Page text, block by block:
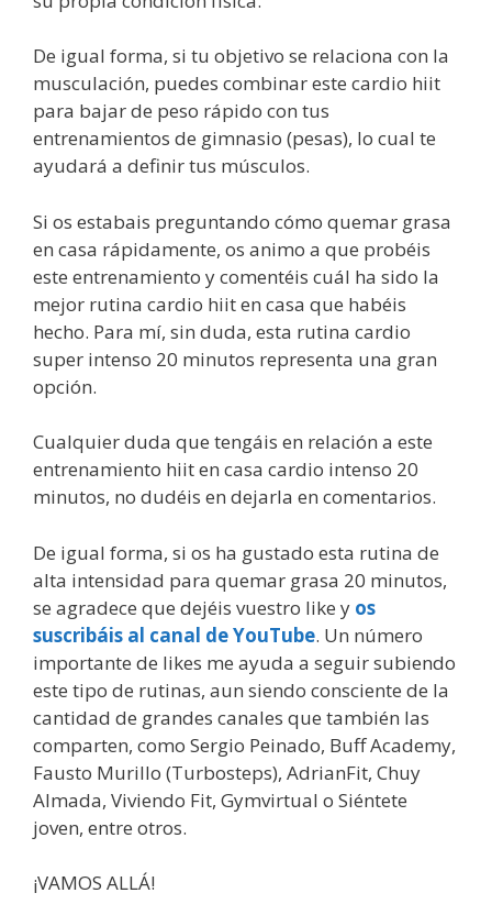
De igual forma, si tu objetivo se relaciona con la
musculación, puedes combinar este cardio hiit
para bajar de peso rápido con tus
entrenamientos de gimnasio (pesas), lo cual te
ayudará a definir tus músculos.
Si os estabais preguntando cómo quemar grasa
en casa rápidamente, os animo a que probéis
este entrenamiento y comentéis cuál ha sido la
mejor rutina cardio hiit en casa que habéis
hecho. Para mí, sin duda, esta rutina cardio
super intenso 20 minutos representa una gran
opción.
Cualquier duda que tengáis en relación a este
entrenamiento hiit en casa cardio intenso 20
minutos, no dudéis en dejarla en comentarios.
De igual forma, si os ha gustado esta rutina de
alta intensidad para quemar grasa 20 minutos,
se agradece que dejéis vuestro like y os
suscribáis al canal de YouTube. Un número
importante de likes me ayuda a seguir subiendo
este tipo de rutinas, aun siendo consciente de la
cantidad de grandes canales que también las
comparten, como Sergio Peinado, Buff Academy,
Fausto Murillo (Turbosteps), AdrianFit, Chuy
Almada, Viviendo Fit, Gymvirtual o Siéntete
joven, entre otros.
¡VAMOS ALLÁ!